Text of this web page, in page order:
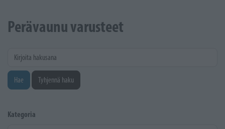
Perävaunu varusteet
Kirjoita hakusana
Hae Tyhjennä haku
Kategoria